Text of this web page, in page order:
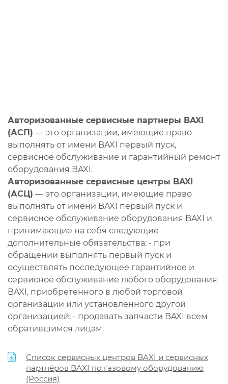
Авторизованные сервисные партнеры BAXI
(АСП) — это организации, имеющие право
выполнять от имени BAXI первый пуск,
сервисное обслуживание и гарантийный ремонт
оборудования BAXI.
Авторизованные сервисные центры BAXI
(АСЦ) — это организации, имеющие право
выполнять от имени BAXI первый пуск и
сервисное обслуживание оборудования BAXI и
принимающие на себя следующие
дополнительные обязательства: - при
обращении выполнять первый пуск и
осуществлять последующее гарантийное и
сервисное обслуживание любого оборудования
BAXI, приобретенного в любой торговой
организации или установленного другой
организацией; - продавать запчасти BAXI всем
обратившимся лицам.
Список сервисных центров BAXI и сервисных
партнёров BAXI по газовому оборудованию
(Россия)